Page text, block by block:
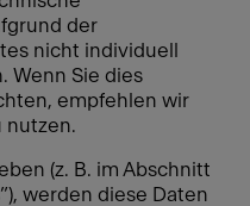
der
nicht individuell
Wenn Sie dies
empfehlen wir
nutzen.
(z. B. im Abschnitt
werden diese Daten